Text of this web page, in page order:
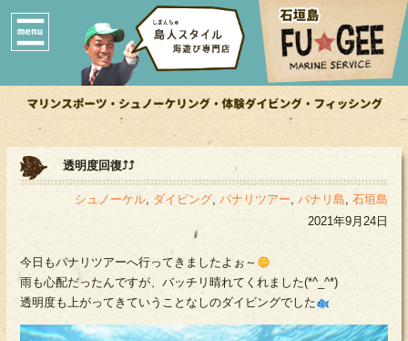
透明度回復⤴⤴
シュノーケル, ダイビング, パナリツアー, パナリ島, 石垣島
2021年9月24日
今日もパナリツアーへ行ってきましたよぉ～
雨も心配だったんですが、バッチリ晴れてくれました(*^_^*)
透明度も上がってきていうことなしのダイビングでした